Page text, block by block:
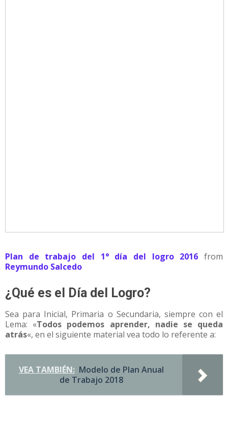
Plan de trabajo del 1° día del logro 2016 from
Reymundo Salcedo
¿Qué es el Día del Logro?
Sea para Inicial, Primaria o Secundaria, siempre con el
Lema: «Todos podemos aprender, nadie se queda
atrás«, en el siguiente material vea todo lo referente a:
VEA TAMBIÉN: Modelo de Plan Anual
de Trabajo 2018